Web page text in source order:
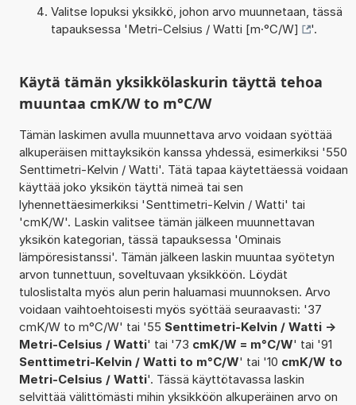
Valitse lopuksi yksikkö, johon arvo muunnetaan, tässä
tapauksessa 'Metri-Celsius / Watti [m·°C/W] '.
Käytä tämän yksikkölaskurin täyttä tehoa
muuntaa cmK/W to m°C/W
Tämän laskimen avulla muunnettava arvo voidaan syöttää
alkuperäisen mittayksikön kanssa yhdessä, esimerkiksi '550
Senttimetri-Kelvin / Watti'. Tätä tapaa käytettäessä voidaan
käyttää joko yksikön täyttä nimeä tai sen
lyhennettäesimerkiksi 'Senttimetri-Kelvin / Watti' tai
'cmK/W'. Laskin valitsee tämän jälkeen muunnettavan
yksikön kategorian, tässä tapauksessa 'Ominais
lämpöresistanssi'. Tämän jälkeen laskin muuntaa syötetyn
arvon tunnettuun, soveltuvaan yksikköön. Löydät
tuloslistalta myös alun perin haluamasi muunnoksen. Arvo
voidaan vaihtoehtoisesti myös syöttää seuraavasti: '37
cmK/W to m°C/W' tai '55 Senttimetri-Kelvin / Watti ->
Metri-Celsius / Watti' tai '73 cmK/W = m°C/W' tai '91
Senttimetri-Kelvin / Watti to m°C/W' tai '10 cmK/W to
Metri-Celsius / Watti'. Tässä käyttötavassa laskin
selvittää välittömästi mihin yksikköön alkuperäinen arvo on